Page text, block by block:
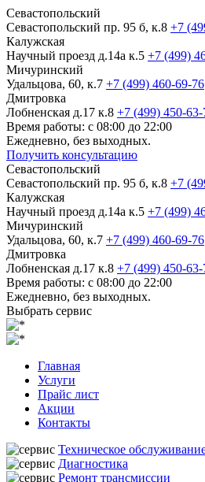
Севастопольский
Севастопольский пр. 95 б, к.8 +7
Калужская
Научный проезд д.14а к.5 +7 (499)
Мичуринский
Удальцова, 60, к.7 +7 (499) 460-69-76
Дмитровка
Лобненская д.17 к.8 +7 (499) 450-63-
Время работы: с 08:00 до 22:00
Ежедневно, без выходных.
Получить консультацию
Севастопольский
Севастопольский пр. 95 б, к.8 +7
Калужская
Научный проезд д.14а к.5 +7 (499)
Мичуринский
Удальцова, 60, к.7 +7 (499) 460-69-76
Дмитровка
Лобненская д.17 к.8 +7 (499) 450-63-
Время работы: с 08:00 до 22:00
Ежедневно, без выходных.
Выбрать сервис
Главная
Услуги
Прайс лист
Акции
Контакты
Техническое
Диагностика
Ремонт трансмиссии